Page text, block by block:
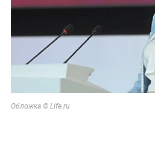
Обложка © Life.ru